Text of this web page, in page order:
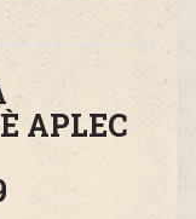
APLEC